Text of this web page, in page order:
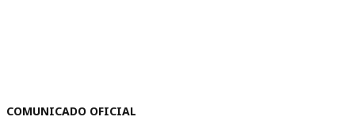
COMUNICADO OFICIAL